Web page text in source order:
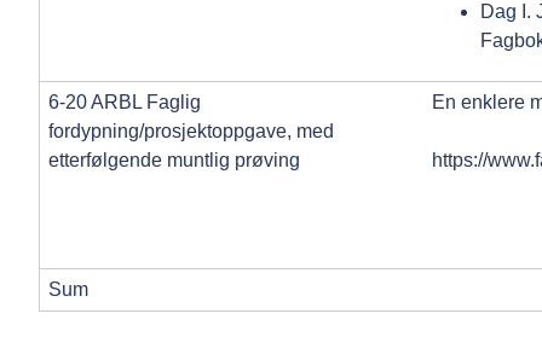
Dag I.
6-20 ARBL Faglig
fordypning/prosjektoppgave, med
etterfølgende muntlig prøving
En enklere
https://
Sum